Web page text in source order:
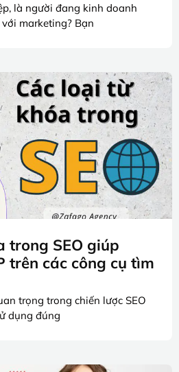
là người đang kinh doanh
marketing? Bạn
trong SEO giúp
trên các công cụ tìm
trọng trong chiến lược SEO
dụng đúng